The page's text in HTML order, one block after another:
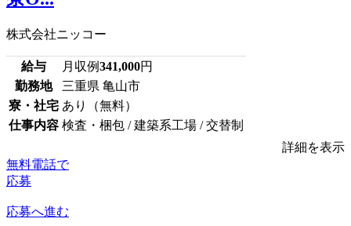
株式会社ニッコー
給与 月収例341,000円
勤務地
三重県 亀山市
寮・社宅 あり（無料）
仕事内容 検査・梱包 / 建築系工場 / 交替制
詳細を表示
無料電話で
応募
応募へ進む